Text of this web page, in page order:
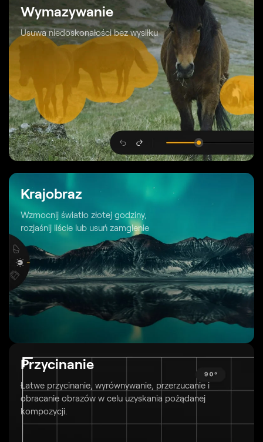
Wymazywanie
Usuwa niedoskonałości bez wysiłku
Krajobraz
Wzmocnij światło złotej godziny,
rozjaśnij liście lub usuń zamglenie
Przycinanie
Łatwe przycinanie, wyrównywanie, przerzucanie i
obracanie obrazów w celu uzyskania pożądanej
kompozycji.